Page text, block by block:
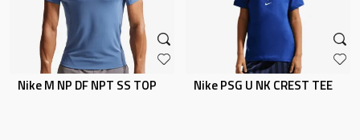
Nike M NP DF NPT SS TOP Nike PSG U NK CREST TEE